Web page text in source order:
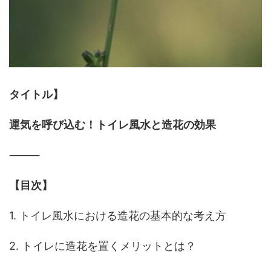
タイトル】
運気を呼び込む！トイレ風水と造花の効果
⸻
【目次】
1. トイレ風水における造花の基本的な考え方
2. トイレに造花を置くメリットとは？